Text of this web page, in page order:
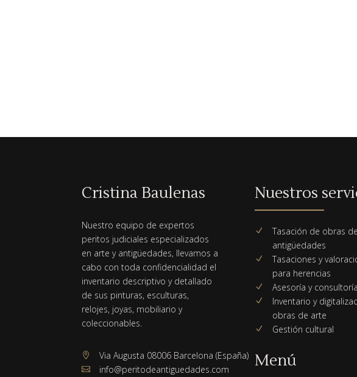
Cristina Baulenas
Nuestro equipo de expertos
peritos judiciales especializados
en arte y antigüedades, llevamos a
cabo con toda confidencialidad el
inventario descriptivo y detallado
de sus pinturas, esculturas,
relojes, joyas, mobiliario y
coleccionables.
 Via Augusta 08006 Barcelona (España)
 info@peritodeantiguedades.com
Nuestros
N
Tasación de obras
antigüedades
N
Tasaciones y
para herencias
N Asesoría y
N
Inventario y
obras de arte
N Gestión cultural
Menú